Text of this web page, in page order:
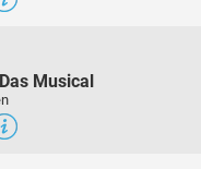
Musical